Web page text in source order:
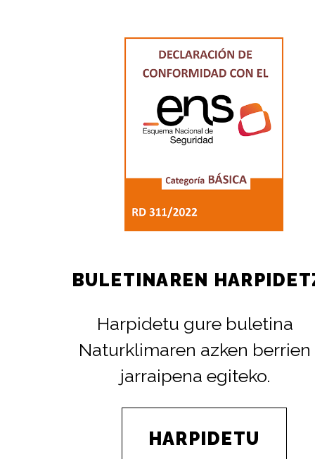
BULETINAREN
Harpidetu gure buletina
Naturklimaren azken berrien
jarraipena egiteko.
HARPIDETU